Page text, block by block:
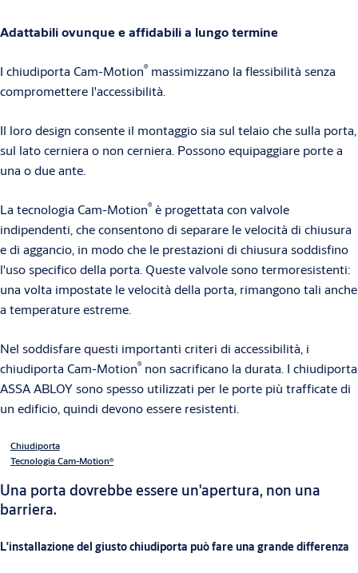
Adattabili ovunque e affidabili a lungo termine
I chiudiporta Cam-Motion® massimizzano la flessibilità senza
compromettere l'accessibilità.
Il loro design consente il montaggio sia sul telaio che sulla porta,
sul lato cerniera o non cerniera. Possono equipaggiare porte a
una o due ante.
La tecnologia Cam-Motion® è progettata con valvole
indipendenti, che consentono di separare le velocità di chiusura
e di aggancio, in modo che le prestazioni di chiusura soddisfino
l'uso specifico della porta. Queste valvole sono termoresistenti:
una volta impostate le velocità della porta, rimangono tali anche
a temperature estreme.
Nel soddisfare questi importanti criteri di accessibilità, i
chiudiporta Cam-Motion® non sacrificano la durata. I chiudiporta
ASSA ABLOY sono spesso utilizzati per le porte più trafficate di
un edificio, quindi devono essere resistenti.
Chiudiporta
Tecnologia Cam-Motion®
Una porta dovrebbe essere un'apertura, non una
barriera.
L'installazione del giusto chiudiporta può fare una grande differenza